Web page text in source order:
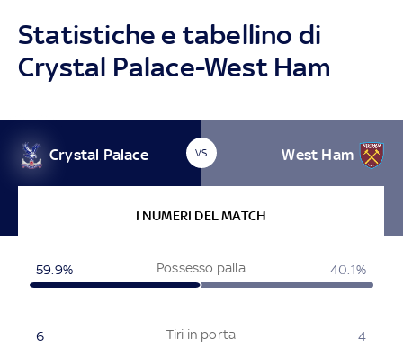
Statistiche e tabellino di
Crystal Palace-West Ham
Crystal Palace VS West Ham
I NUMERI DEL MATCH
Possesso palla
59.9% 40.1%
Tiri in porta
6 4